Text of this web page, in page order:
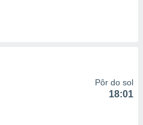
Pôr do sol
18:01